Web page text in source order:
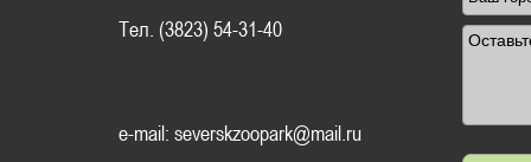
Тел. (3823) 54-31-40
e-mail: severskzoopark@mail.ru